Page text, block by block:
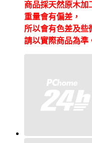
商品採天然原木加
重量會有偏差，
所以會有色差及些
請以實際商品為準